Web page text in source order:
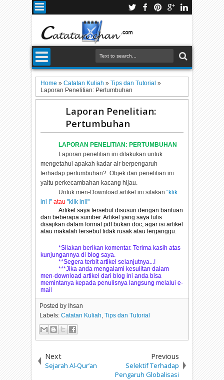
Home »Catatan Kuliah »Tips dan Tutorial »
Laporan Penelitian: Pertumbuhan
Laporan Penelitian:
Pertumbuhan
LAPORAN PENELITIAN: PERTUMBUHAN
Laporan penelitian ini dilakukan untuk
mengetahui apakah kadar air berpengaruh
terhadap pertumbuhan?. Objek dari penelitian ini
yaitu perkecambahan kacang hijau.
Untuk men-Download artikel ini silakan“klik
ini !” atau"klik ini!"
Artikel saya tersebut disusun dengan bantuan
dari beberapa sumber. Artikel yang saya tulis
disajikan dalam format pdf bukan doc, agar isi artikel
atau makalah tersebut tidak rusak atau terganggu.
*Silakan berikan komentar. Terima kasih atas
kunjungannya di blog saya.
**Segera terbit artikel selanjutnya...!
***Jika anda mengalami kesulitan dalam
men-download artikel dari blog ini anda bisa
memintanya kepada penulisnya langsung melalui e-
mail
Posted by Ihsan
Labels:Catatan Kuliah,Tips dan Tutorial
Next
Sejarah Al-Qur’an
Previous
Selektif Terhadap
Pengaruh Globalisasi